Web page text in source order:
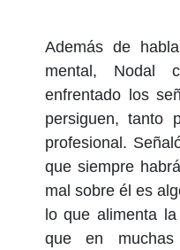
Además de
mental, Nodal
enfrentado los
persiguen, tanto
profesional.
que siempre
mal sobre él es
lo que alimenta
que en muchas